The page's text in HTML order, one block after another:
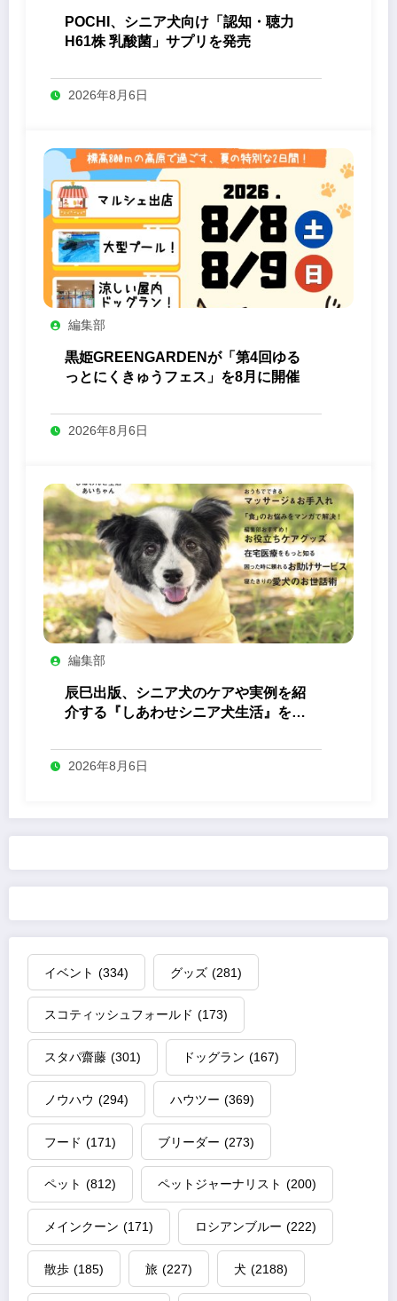
POCHI、シニア犬向け「認知・聴力
H61株 乳酸菌」サプリを発売
2026年8月6日
編集部
黒姫GREENGARDENが「第4回ゆる
っとにくきゅうフェス」を8月に開催
2026年8月6日
編集部
辰巳出版、シニア犬のケアや実例を紹
介する『しあわせシニア犬生活』を発
2026年8月6日
イベント (334) グッズ (281)
スコティッシュフォールド (173)
スタパ齋藤 (301) ドッグラン (167)
ノウハウ (294) ハウツー (369)
フード (171) ブリーダー (273)
ペット (812) ペットジャーナリスト (200)
メインクーン (171) ロシアンブルー (222)
散歩 (185) 旅 (227) 犬 (2188)